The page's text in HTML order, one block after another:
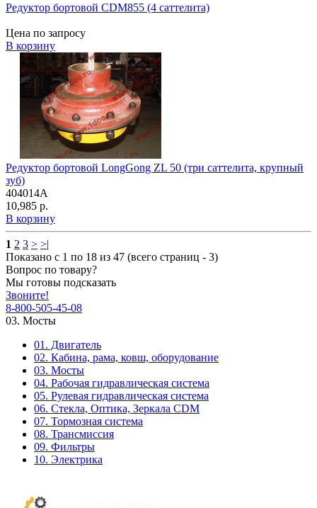
Редуктор бортовой CDM855 (4 саттелита)
Цена по запросу
В корзину
Редуктор бортовой LongGong ZL 50 (три саттелита, крупный
зуб)
404014A
10,985 р.
В корзину
1 2 3 > >|
Показано с 1 по 18 из 47 (всего страниц - 3)
Вопрос по товару?
Мы готовы подсказать
Звоните!
8-800-505-45-08
03. Мосты
01. Двигатель
02. Кабина, рама, ковш, оборудование
03. Мосты
04. Рабочая гидравлическая система
05. Рулевая гидравлическая система
06. Стекла, Оптика, Зеркала CDM
07. Тормозная система
08. Трансмиссия
09. Фильтры
10. Электрика